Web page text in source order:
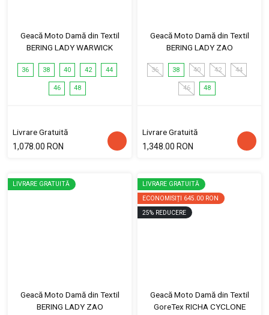
Geacă Moto Damă din Textil
BERING LADY WARWICK
36 38 40 42 44
46 48
Livrare Gratuită
1,078.00 RON
Geacă Moto Damă din Textil
BERING LADY ZAO
36 38 40 42 44
46 48
Livrare Gratuită
1,348.00 RON
LIVRARE GRATUITĂ
Geacă Moto Damă din Textil
BERING LADY ZAO
LIVRARE GRATUITĂ
ECONOMISIȚI 645.00 RON
25% REDUCERE
Geacă Moto Damă din Textil
GoreTex RICHA CYCLONE